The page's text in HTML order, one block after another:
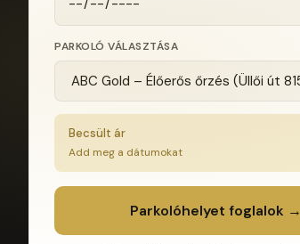
PARKOLÓ VÁLASZTÁSA
Becsült ár
Add meg a dátumokat
Parkolóhelyet foglalok →